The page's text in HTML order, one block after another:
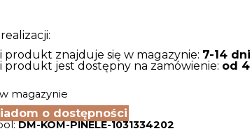
produkt znajduje się w magazynie: 7-14
produkt jest dostępny na zamówienie: od
magazynie
o dostępności
DM-KOM-PINELE-1031334202